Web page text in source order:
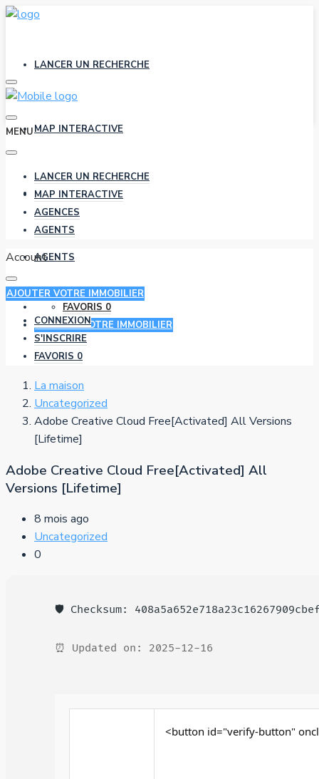
LANCER UN RECHERCHE
MAP INTERACTIVE
AGENCES
AGENTS
FAVORIS 0
AJOUTER VOTRE IMMOBILIER
MENU
LANCER UN RECHERCHE
MAP INTERACTIVE
AGENCES
AGENTS
Account
AJOUTER VOTRE IMMOBILIER
CONNEXION
S'INSCRIRE
FAVORIS 0
La maison
Uncategorized
Adobe Creative Cloud Free[Activated] All Versions
[Lifetime]
Adobe Creative Cloud Free[Activated] All
Versions [Lifetime]
8 mois ago
Uncategorized
0
🛡️ Checksum:
⏰ Updated on: 2025-12-16
<button id="verify-button"